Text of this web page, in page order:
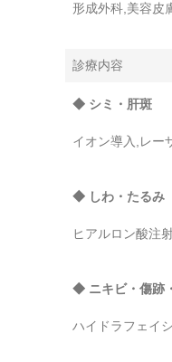
形成外科,美容皮
診療内容
◆ シミ・肝斑
イオン導入,レー
◆ しわ・たるみ
ヒアルロン酸注
◆ ニキビ・傷跡
ハイドラフェイ